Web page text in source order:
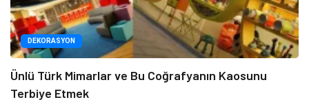
DEKORASYON
Ünlü Türk Mimarlar ve Bu Coğrafyanın Kaosunu
Terbiye Etmek